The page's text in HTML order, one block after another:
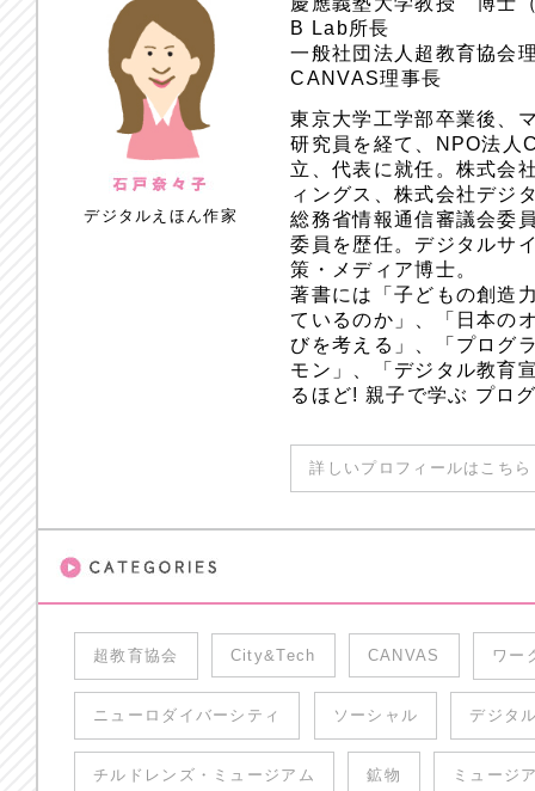
デジタルえほん作家
B Lab所長
一般社団法人超教育協会
CANVAS理事長
東京大学工学部卒業後、
研究員を経て、NPO法人
立、代表に就任。株式会
ィングス、株式会社デジ
総務省情報通信審議会委
委員を歴任。デジタルサ
策・メディア博士。
著書には「子どもの創造
ているのか」、「日本の
びを考える」、「プログ
モン」、「デジタル教育
るほど! 親子で学ぶ プロ
詳しいプロフィールはこち
超教育協会 City&Tech CANVAS ワー
ニューロダイバーシティ ソーシャル デジタ
チルドレンズ・ミュージアム 鉱物 ミュージ